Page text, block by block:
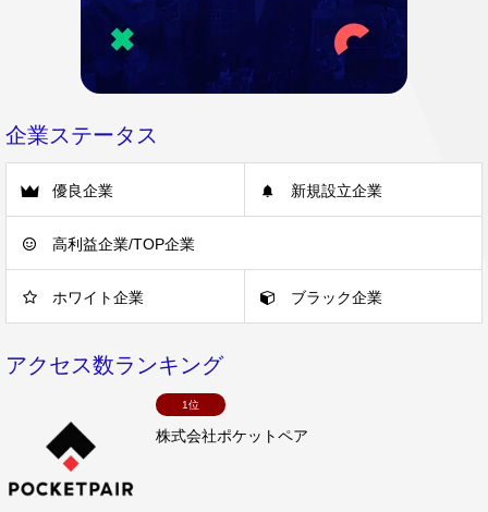
企業ステータス
優良企業 新規設立企業
高利益企業/TOP企業
ホワイト企業 ブラック企業
アクセス数ランキング
1位
株式会社ポケットペア